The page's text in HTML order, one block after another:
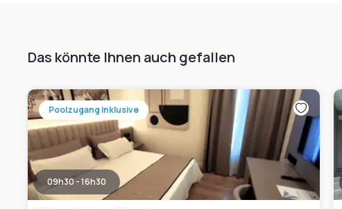
Das könnte Ihnen auch gefallen
Poolzugang inklusive
09h30 - 16h30